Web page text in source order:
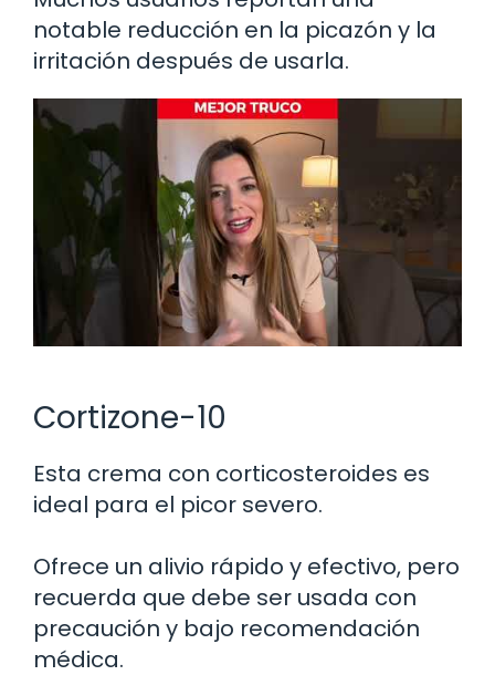
notable reducción en la picazón y la
irritación después de usarla.
Cortizone-10
Esta crema con corticosteroides es
ideal para el picor severo.
Ofrece un alivio rápido y efectivo, pero
recuerda que debe ser usada con
precaución y bajo recomendación
médica.